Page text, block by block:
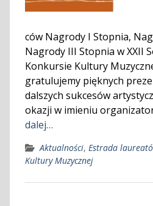
ców Nagrody I Stopnia,
Nagrody III Stopnia w XXII
Konkursie Kultury
gratulujemy pięknych
dalszych sukcesów
okazji w imieniu
dalej…
Aktualności, Estrada
Kultury Muzycznej